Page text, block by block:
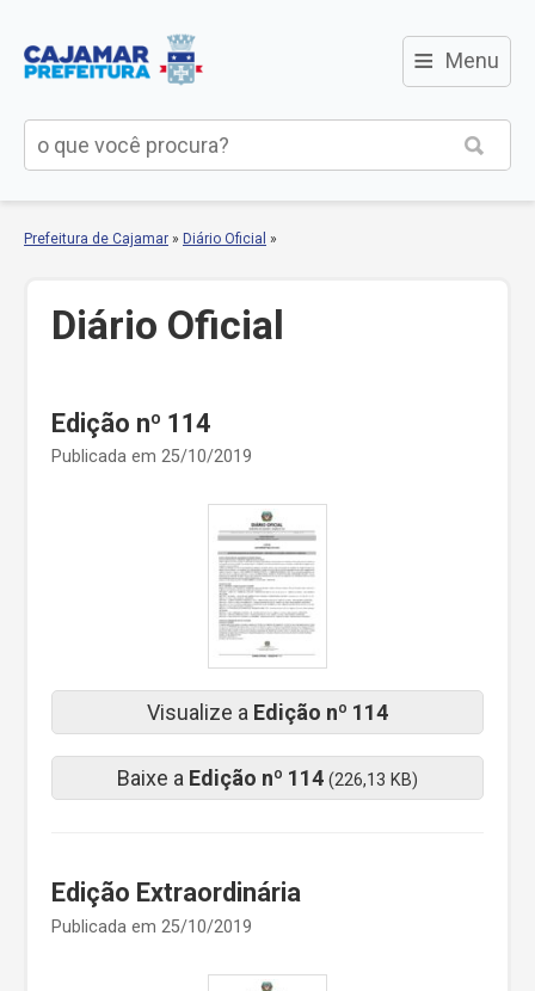
≡ Menu
Prefeitura de Cajamar » Diário Oficial »
Diário Oficial
Edição nº 114
Publicada em 25/10/2019
Visualize a Edição nº 114
Baixe a Edição nº 114 (226,13 KB)
Edição Extraordinária
Publicada em 25/10/2019